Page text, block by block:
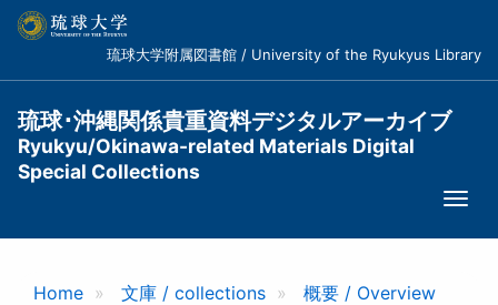
コ
琉球大学附属図書館 / University of the Ryukyus Library
琉球･沖縄関係貴重資料デジタルアーカイブ
Ryukyu/Okinawa-related Materials Digital
Special Collections
Home 文庫 / collections
概要 / Overview